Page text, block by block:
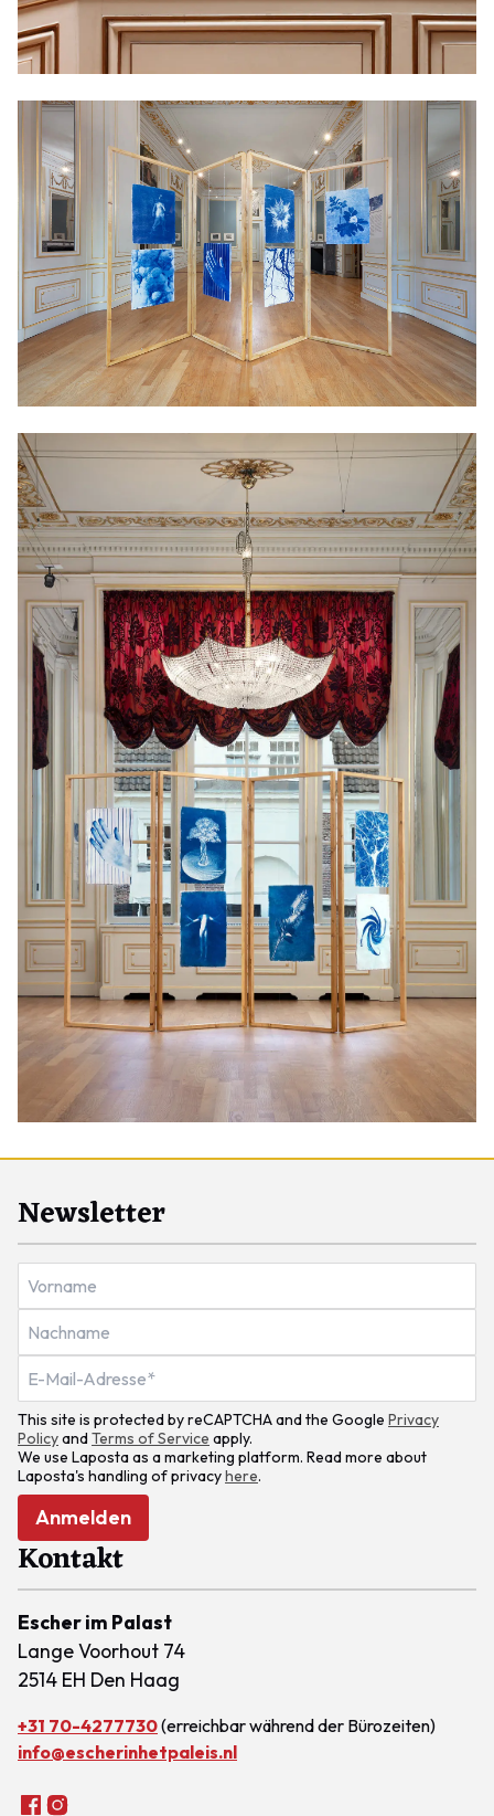
Newsletter
This site is protected by reCAPTCHA and the Google Privacy
PolicyandTerms of Service apply.
We use Laposta as a marketing platform. Read more about
Laposta's handling of privacyhere.
Anmelden
Kontakt
Escher im Palast
Lange Voorhout 74
2514 EH Den Haag
+31 70-4277730(erreichbar während der Bürozeiten)
info@escherinhetpaleis.nl